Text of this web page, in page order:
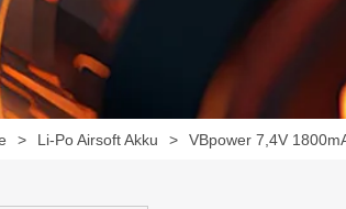
> Li-Po Airsoft Akku > VBpower 7,4V